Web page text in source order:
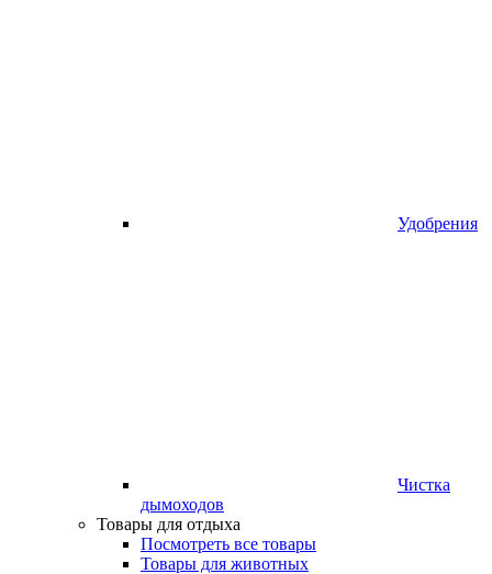
Удобрения
Чистка
дымоходов
Товары для отдыха
Посмотреть все товары
Товары для животных